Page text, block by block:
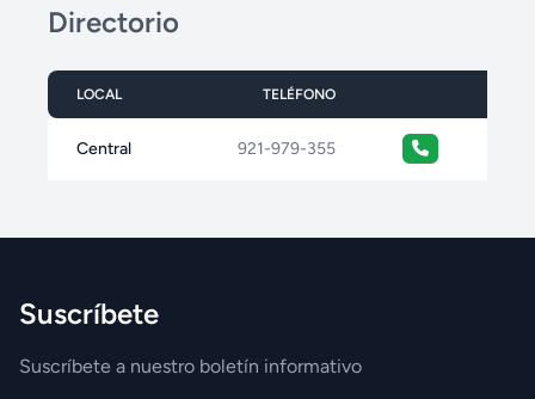
Directorio
LOCAL TELÉFONO
Central 921-979-355
Suscríbete
Suscríbete a nuestro boletín informativo